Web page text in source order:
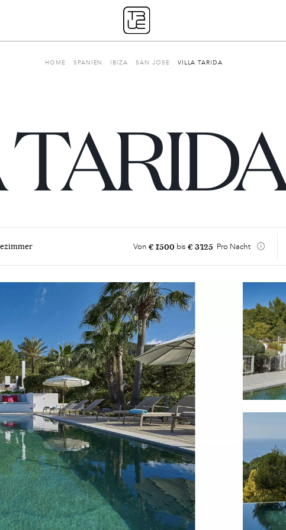
Unsere Geschichte
HOME SPANIEN IBIZA SAN JOSE VILLA TARIDA
Von € 1'500 bis€ 3'125 Pro Nacht